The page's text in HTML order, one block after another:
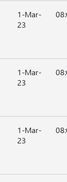
1-Mar-
23
1-Mar-
23
1-Mar-
23